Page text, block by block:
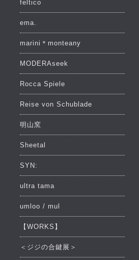
feltico
ema.
marini＊monteany
MODERAseek
Rocca Spiele
Reise von Schublade
明山窯
Sheetal
SYN:
ultra tama
umloo / mul
【WORKS】
＜ジジの合鍵展＞